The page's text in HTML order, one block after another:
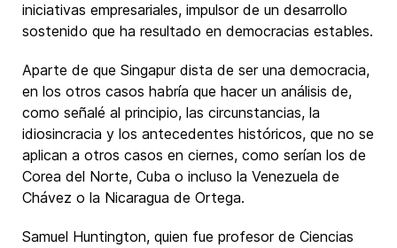
iniciativas empresariales, impulsor de un desarrollo
sostenido que ha resultado en democracias estables.
Aparte de que Singapur dista de ser una democracia,
en los otros casos habría que hacer un análisis de,
como señalé al principio, las circunstancias, la
idiosincracia y los antecedentes históricos, que no se
aplican a otros casos en ciernes, como serían los de
Corea del Norte, Cuba o incluso la Venezuela de
Chávez o la Nicaragua de Ortega.
Samuel Huntington, quien fue profesor de Ciencias